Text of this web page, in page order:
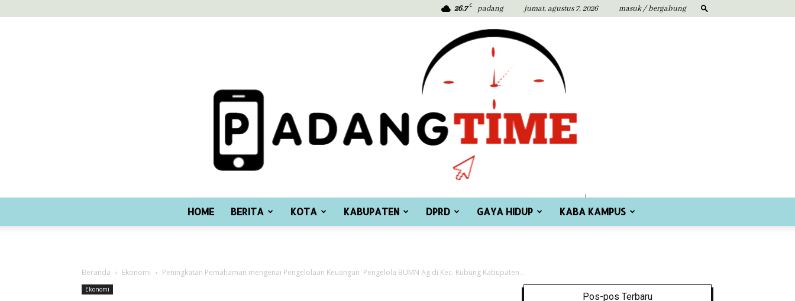
26.7 C padang jumat, agustus 7, 2026 masuk / bergabung
HOME BERITA KOTA KABUPATEN DPRD GAYA HIDUP KABA KAMPUS
Beranda Ekonomi Peningkatan Pemahaman mengenai Pengelolaan Keuangan Pengelola BUMN Ag di Kec. Kubung Kabupaten...
Ekonomi
Pos-pos Terbaru